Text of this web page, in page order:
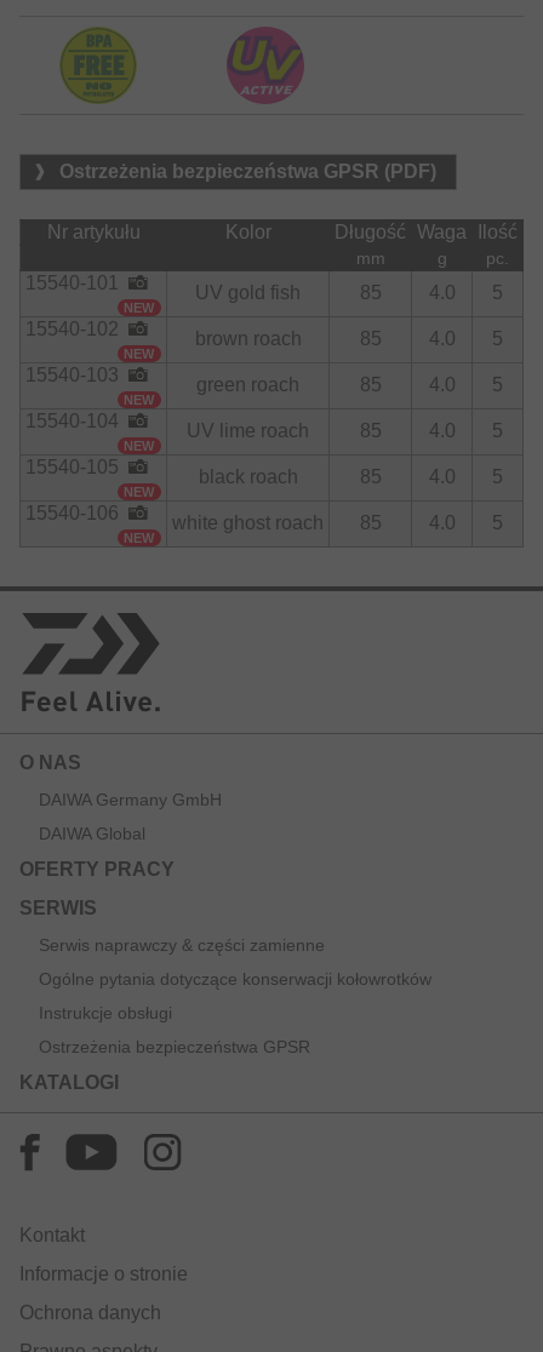
Ostrzeżenia bezpieczeństwa GPSR (PDF)
Nr artykułu Kolor Długość Waga Ilość
mm g pc.
15540-101
NEW
UV gold fish 85 4.0
5
15540-102
NEW
brown roach 85 4.0
5
15540-103
NEW
green roach 85 4.0
5
15540-104
NEW
UV lime roach 85 4.0
5
15540-105
NEW
black roach 85 4.0
5
15540-106
NEW
white ghost roach 85 4.0 5
O NAS
DAIWA Germany GmbH
DAIWA Global
OFERTY PRACY
SERWIS
Serwis naprawczy & części zamienne
Ogólne pytania dotyczące konserwacji kołowrotków
Instrukcje obsługi
Ostrzeżenia bezpieczeństwa GPSR
KATALOGI
Kontakt
Informacje o stronie
Ochrona danych